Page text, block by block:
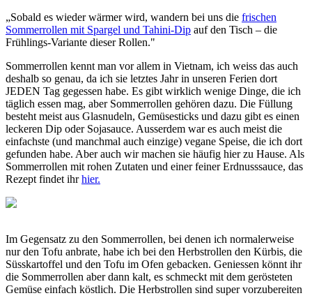
„Sobald es wieder wärmer wird, wandern bei uns die frischen
Sommerrollen mit Spargel und Tahini-Dip auf den Tisch – die
Frühlings-Variante dieser Rollen."
Sommerrollen kennt man vor allem in Vietnam, ich weiss das auch
deshalb so genau, da ich sie letztes Jahr in unseren Ferien dort
JEDEN Tag gegessen habe. Es gibt wirklich wenige Dinge, die ich
täglich essen mag, aber Sommerrollen gehören dazu. Die Füllung
besteht meist aus Glasnudeln, Gemüsesticks und dazu gibt es einen
leckeren Dip oder Sojasauce. Ausserdem war es auch meist die
einfachste (und manchmal auch einzige) vegane Speise, die ich dort
gefunden habe. Aber auch wir machen sie häufig hier zu Hause. Als
Sommerrollen mit rohen Zutaten und einer feiner Erdnusssauce, das
Rezept findet ihrhier.
Im Gegensatz zu den Sommerrollen, bei denen ich normalerweise
nur den Tofu anbrate, habe ich bei den Herbstrollen den Kürbis, die
Süsskartoffel und den Tofu im Ofen gebacken. Geniessen könnt ihr
die Sommerrollen aber dann kalt, es schmeckt mit dem gerösteten
Gemüse einfach köstlich. Die Herbstrollen sind super vorzubereiten